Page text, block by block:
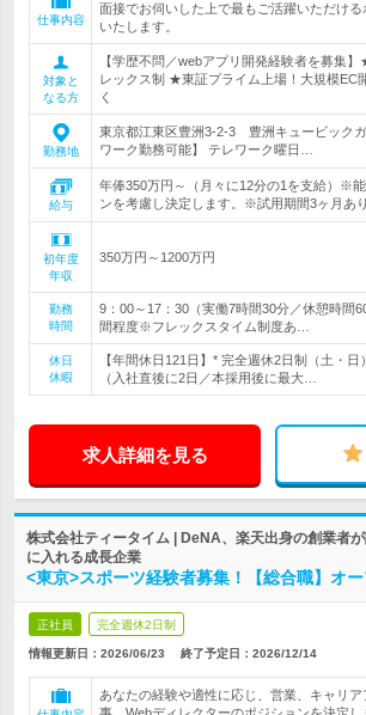
仕事内容
面接でお伺いした上で最もご活躍いただけ
いたします。
対象と
なる方
【学歴不問／webアプリ開発経験者を募集
レックス制 ★東証プライム上場！大規模EC
く
勤務地
東京都江東区豊洲3-2-3 豊洲キュービック
ワーク勤務可能】 テレワーク曜日…
給与
年俸350万円～（月々に12分の1を支給）※
ンを考慮し決定します。※試用期間3ヶ月あ
初年度
年収
350万円～1200万円
勤務
時間
9：00～17：30（実働7時間30分／休憩時間
間程度※フレックスタイム制度あ…
休日
休暇
【年間休日121日】* 完全週休2日制（土・日
（入社直後に2日／本採用後に最大…
求人詳細を見る
株式会社ティータイム | DeNA、楽天出身の創業者
に入れる成長企業
<東京>スポーツ経験者募集！【総合職】オ
正社員 完全週休2日制
情報更新日：2026/06/23 終了予定日： 2026/12/14
あなたの経験や適性に応じ、営業、キャリア